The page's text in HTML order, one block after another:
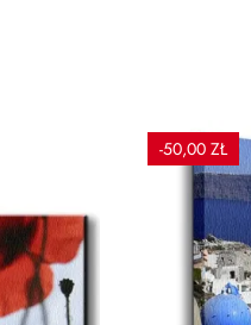
-50,00 ZŁ